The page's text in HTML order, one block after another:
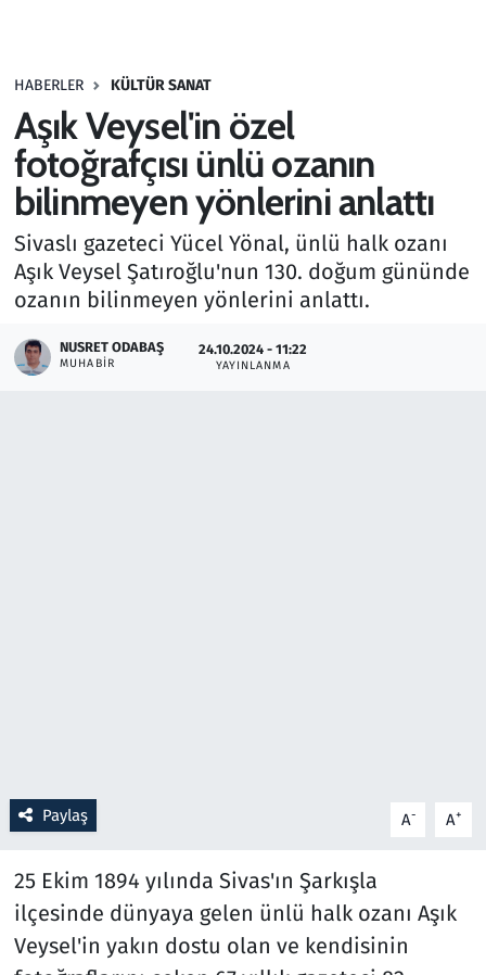
HABERLER KÜLTÜR SANAT
Aşık Veysel'in özel
fotoğrafçısı ünlü ozanın
bilinmeyen yönlerini anlattı
Sivaslı gazeteci Yücel Yönal, ünlü halk ozanı
Aşık Veysel Şatıroğlu'nun 130. doğum gününde
ozanın bilinmeyen yönlerini anlattı.
NUSRET ODABAŞ
MUHABIR
24.10.2024 - 11:22
YAYINLANMA
Paylaş A- A+
25 Ekim 1894 yılında Sivas'ın Şarkışla
ilçesinde dünyaya gelen ünlü halk ozanı Aşık
Veysel'in yakın dostu olan ve kendisinin
Haber
Kültür Sanat
Kurumsal Haberler
Lezzet Durağı
Memur ve Kamu
Otomobil
Spor
Teknoloji ve Bilim
Televizyon